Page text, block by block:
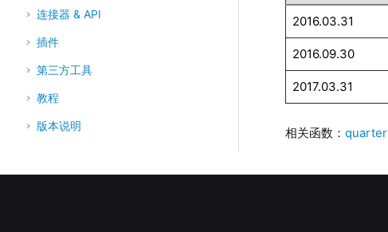
连接器 & API
插件
第三方工具
教程
版本说明
2016.03.31
2016.09.30
2017.03.31
相关函数：